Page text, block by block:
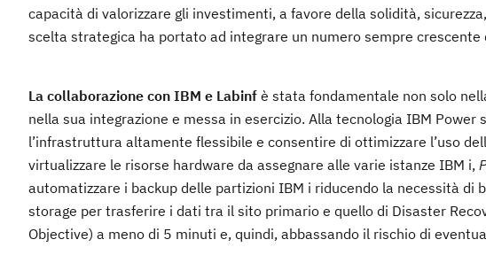
capacità di valorizzare gli investimenti, a favore della solidità,
scelta strategica ha portato ad integrare un numero sempre crescente
La collaborazione con IBM e Labinf è stata fondamentale non solo
nella sua integrazione e messa in esercizio. Alla tecnologia IBM
l’infrastruttura altamente flessibile e consentire di ottimizzare l’uso
virtualizzare le risorse hardware da assegnare alle varie istanze IBM i,
automatizzare i backup delle partizioni IBM i riducendo la necessità di
storage per trasferire i dati tra il sito primario e quello di Disaster
Objective) a meno di 5 minuti e, quindi, abbassando il rischio di